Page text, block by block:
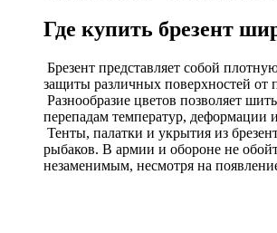
Где купить брезент
Брезент представляет собой
защиты различных поверхностей
Разнообразие цветов позволяет
перепадам температур,
Тенты, палатки и укрытия из
рыбаков. В армии и обороне не
незаменимым, несмотря на